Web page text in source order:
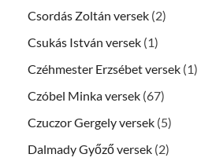
Csordás Zoltán versek (2)
Csukás István versek (1)
Czéhmester Erzsébet versek (1)
Czóbel Minka versek (67)
Czuczor Gergely versek (5)
Dalmady Győző versek (2)